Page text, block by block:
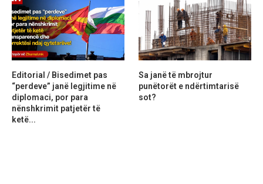
Editorial / Bisedimet pas
“perdeve” janë legjitime në
diplomaci, por para
nënshkrimit patjetër të
ketë...
Sa janë të mbrojtur
punëtorët e ndërtimtarisë
sot?